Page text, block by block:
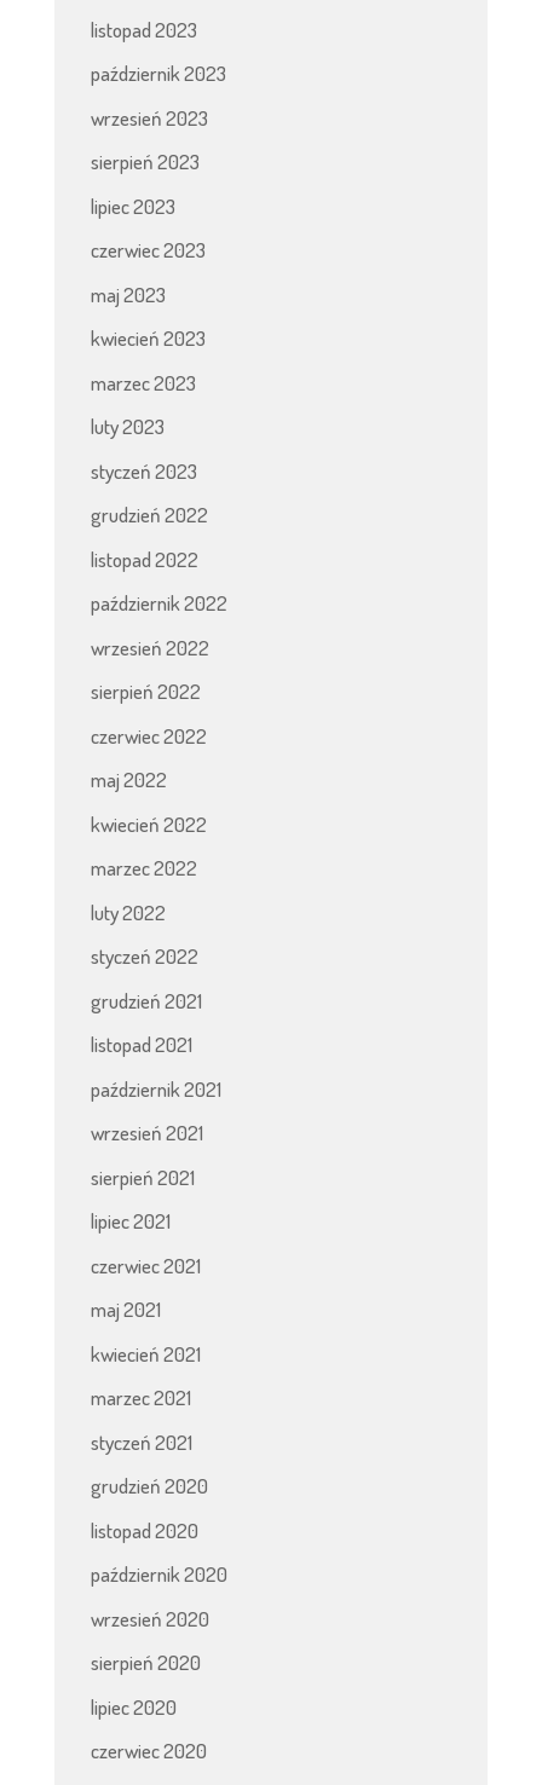
listopad 2023
październik 2023
wrzesień 2023
sierpień 2023
lipiec 2023
czerwiec 2023
maj 2023
kwiecień 2023
marzec 2023
luty 2023
styczeń 2023
grudzień 2022
listopad 2022
październik 2022
wrzesień 2022
sierpień 2022
czerwiec 2022
maj 2022
kwiecień 2022
marzec 2022
luty 2022
styczeń 2022
grudzień 2021
listopad 2021
październik 2021
wrzesień 2021
sierpień 2021
lipiec 2021
czerwiec 2021
maj 2021
kwiecień 2021
marzec 2021
styczeń 2021
grudzień 2020
listopad 2020
październik 2020
wrzesień 2020
sierpień 2020
lipiec 2020
czerwiec 2020